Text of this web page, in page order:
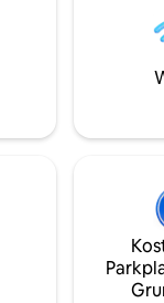
Buch am Feuer
Schallplatte
Genieße den See
Kajaks und
Feuerstelle im